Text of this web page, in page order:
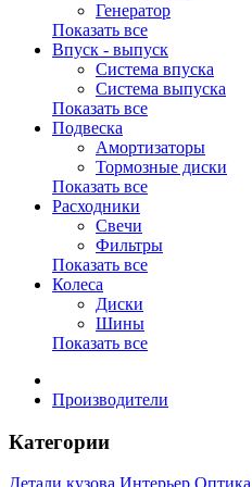
Генератор
Показать все
Впуск - выпуск
Система впуска
Система выпуска
Показать все
Подвеска
Амортизаторы
Тормозные диски
Показать все
Расходники
Свечи
Фильтры
Показать все
Колеса
Диски
Шины
Показать все
Производители
Категории